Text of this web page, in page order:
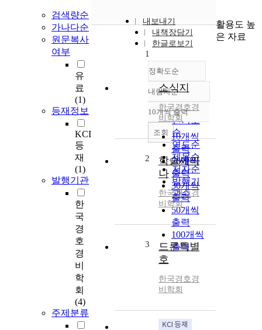
검색량순
가나다순
원문복사
여부
유
료
(1)
등재정보
KCI
등
재
(1)
발행기관
한
국
경
호
경
비
학
회
(4)
주제분류
내보내기
내책장담기
한글로보기
정확도순
정확도
순
인기도
순
연도순
제목순
저자순
발행기
관순
내림차순
내림차순
10개씩 출력
10개씩
출력
20개씩
출력
30개씩
출력
50개씩
출력
100개씩
출력
조회
1
소식지
한국경호경
비학회
2
학술세미
나
한국경호경
비학회
3
드론특별
호
한국경호경
비학회
활용도 높
은 자료